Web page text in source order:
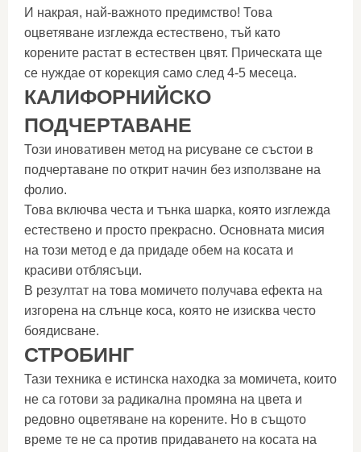
И накрая, най-важното предимство! Това
оцветяване изглежда естествено, тъй като
корените растат в естествен цвят. Прическата ще
се нуждае от корекция само след 4-5 месеца.
КАЛИФОРНИЙСКО
ПОДЧЕРТАВАНЕ
Този иновативен метод на рисуване се състои в
подчертаване по открит начин без използване на
фолио.
Това включва честа и тънка шарка, която изглежда
естествено и просто прекрасно. Основната мисия
на този метод е да придаде обем на косата и
красиви отблясъци.
В резултат на това момичето получава ефекта на
изгорена на слънце коса, която не изисква често
боядисване.
СТРОБИНГ
Тази техника е истинска находка за момичета, които
не са готови за радикална промяна на цвета и
редовно оцветяване на корените. Но в същото
време те не са против придаването на косата на